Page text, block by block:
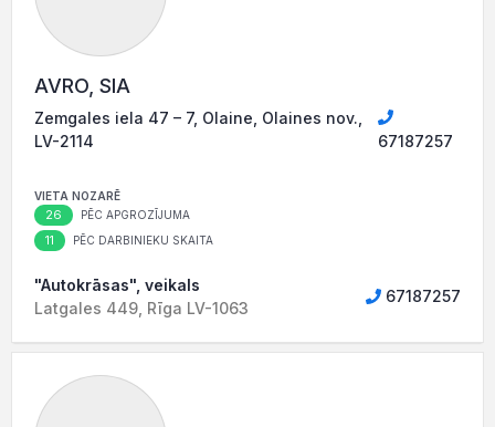
AVRO, SIA
Zemgales iela 47 – 7, Olaine, Olaines nov.,
LV-2114
67187257
VIETA NOZARĒ
26 PĒC APGROZĪJUMA
11 PĒC DARBINIEKU SKAITA
"Autokrāsas", veikals
Latgales 449, Rīga LV-1063
67187257